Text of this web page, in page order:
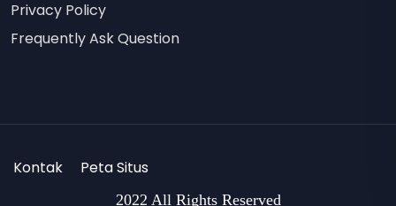
Privacy Policy
Frequently Ask Question
2022 All Rights Reserved
Kontak Peta Situs